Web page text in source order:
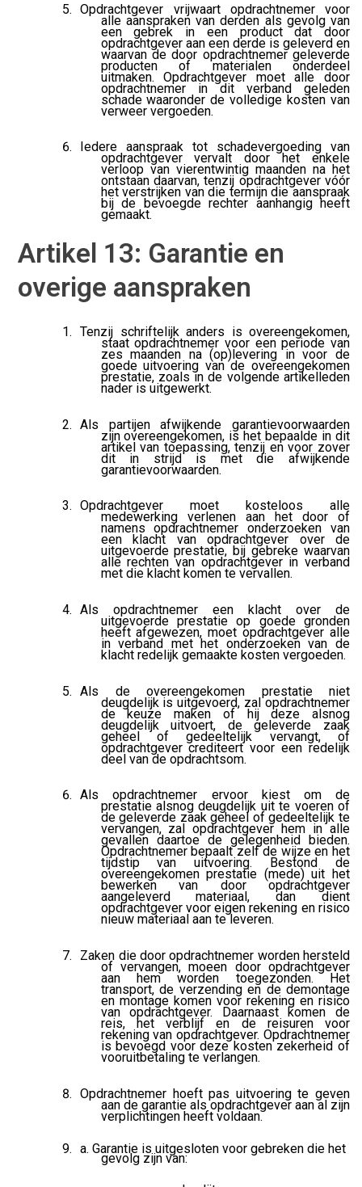
Opdrachtgever vrijwaart opdrachtnemer voor
alle aanspraken van derden als gevolg van
een gebrek in een product dat door
opdrachtgever aan een derde is geleverd en
waarvan de door opdrachtnemer geleverde
producten of materialen onderdeel
uitmaken. Opdrachtgever moet alle door
opdrachtnemer in dit verband geleden
schade waaronder de volledige kosten van
verweer vergoeden.
Iedere aanspraak tot schadevergoeding van
opdrachtgever vervalt door het enkele
verloop van vierentwintig maanden na het
ontstaan daarvan, tenzij opdrachtgever vóór
het verstrijken van die termijn die aanspraak
bij de bevoegde rechter aanhangig heeft
gemaakt.
Artikel 13: Garantie en
overige aanspraken
Tenzij schriftelijk anders is overeengekomen,
staat opdrachtnemer voor een periode van
zes maanden na (op)levering in voor de
goede uitvoering van de overeengekomen
prestatie, zoals in de volgende artikelleden
nader is uitgewerkt.
Als partijen afwijkende garantievoorwaarden
zijn overeengekomen, is het bepaalde in dit
artikel van toepassing, tenzij en voor zover
dit in strijd is met die afwijkende
garantievoorwaarden.
Opdrachtgever moet kosteloos alle
medewerking verlenen aan het door of
namens opdrachtnemer onderzoeken van
een klacht van opdrachtgever over de
uitgevoerde prestatie, bij gebreke waarvan
alle rechten van opdrachtgever in verband
met die klacht komen te vervallen.
Als opdrachtnemer een klacht over de
uitgevoerde prestatie op goede gronden
heeft afgewezen, moet opdrachtgever alle
in verband met het onderzoeken van de
klacht redelijk gemaakte kosten vergoeden.
Als de overeengekomen prestatie niet
deugdelijk is uitgevoerd, zal opdrachtnemer
de keuze maken of hij deze alsnog
deugdelijk uitvoert, de geleverde zaak
geheel of gedeeltelijk vervangt, of
opdrachtgever crediteert voor een redelijk
deel van de opdrachtsom.
Als opdrachtnemer ervoor kiest om de
prestatie alsnog deugdelijk uit te voeren of
de geleverde zaak geheel of gedeeltelijk te
vervangen, zal opdrachtgever hem in alle
gevallen daartoe de gelegenheid bieden.
Opdrachtnemer bepaalt zelf de wijze en het
tijdstip van uitvoering. Bestond de
overeengekomen prestatie (mede) uit het
bewerken van door opdrachtgever
aangeleverd materiaal, dan dient
opdrachtgever voor eigen rekening en risico
nieuw materiaal aan te leveren.
Zaken die door opdrachtnemer worden hersteld
of vervangen, moeen door opdrachtgever
aan hem worden toegezonden. Het
transport, de verzending en de demontage
en montage komen voor rekening en risico
van opdrachtgever. Daarnaast komen de
reis, het verblijf en de reisuren voor
rekening van opdrachtgever. Opdrachtnemer
is bevoegd voor deze kosten zekerheid of
vooruitbetaling te verlangen.
Opdrachtnemer hoeft pas uitvoering te geven
aan de garantie als opdrachtgever aan al zijn
verplichtingen heeft voldaan.
a. Garantie is uitgesloten voor gebreken die het
gevolg zijn van: